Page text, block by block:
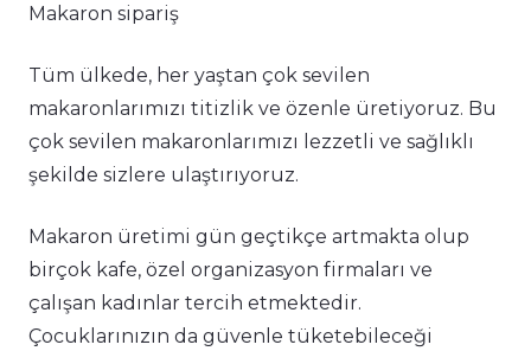
Makaron sipariş
Tüm ülkede, her yaştan çok sevilen
makaronlarımızı titizlik ve özenle üretiyoruz. Bu
çok sevilen makaronlarımızı lezzetli ve sağlıklı
şekilde sizlere ulaştırıyoruz.
Makaron üretimi gün geçtikçe artmakta olup
birçok kafe, özel organizasyon firmaları ve
çalışan kadınlar tercih etmektedir.
Çocuklarınızın da güvenle tüketebileceği